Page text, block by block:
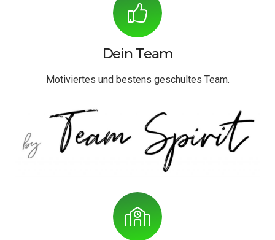
Dein Team
Motiviertes und bestens geschultes Team.